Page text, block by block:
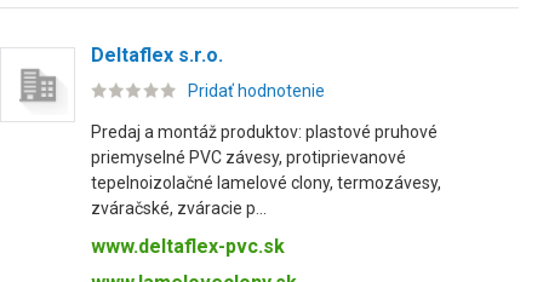
Deltaflex s.r.o.
Pridať hodnotenie
Predaj a montáž produktov: plastové pruhové
priemyselné PVC závesy, protiprievanové
tepelnoizolačné lamelové clony, termozávesy,
zváračské, zváracie p...
www.deltaflex-pvc.sk